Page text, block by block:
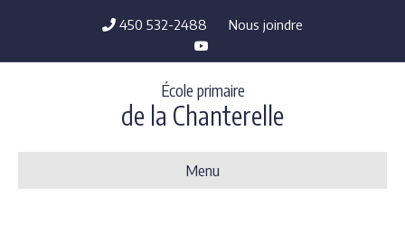
450 532-2488
Nous joindre
Y
o
u
u
e
École primaire
de la Chanterelle
Menu